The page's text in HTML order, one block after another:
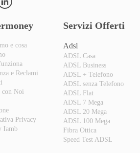
e cosa
e Reclami
con Noi
Privacy
Iamb
Servizi Offerti
Adsl
ADSL Casa
ADSL Business
ADSL + Telefono
ADSL senza Telefono
ADSL Flat
ADSL 7 Mega
ADSL 20 Mega
ADSL 100 Mega
Fibra Ottica
Speed Test ADSL